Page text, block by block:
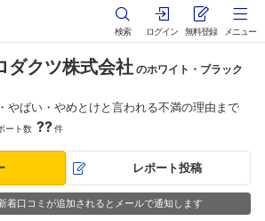
検索 ログイン 無料登録 メニュー
ダクツ株式会社 のホワイト・ブラック
やばい・やめとけと言われる不満の理由まで
ート数 ??件
レポート投稿
着口コミが追加されるとメールで通知します